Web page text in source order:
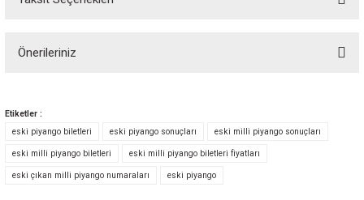
Önerileriniz
Görüş ve önerileriniz için teşekkür ederiz.
Ürün resmi kalitesiz, bozuk veya görüntülenemiyor.
Etiketler :
eski piyango biletleri
eski piyango sonuçları eski milli piyango sonuçları
eski milli piyango biletleri eski milli piyango biletleri fiyatları
eski çıkan milli piyango numaraları eski piyango